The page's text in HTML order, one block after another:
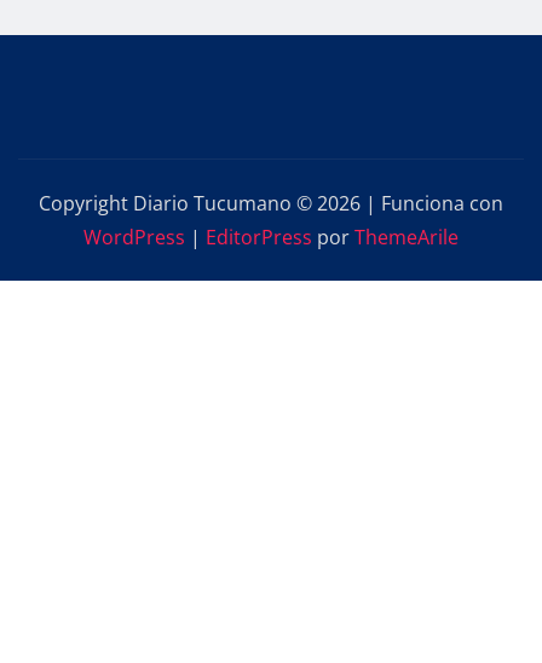
Copyright Diario Tucumano © 2026 | Funciona con
WordPress | EditorPress porThemeArile